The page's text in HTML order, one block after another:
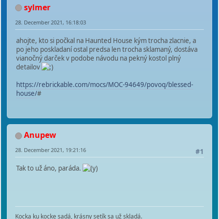
sylmer
28. December 2021, 16:18:03
ahojte, kto si počkal na Haunted House kým trocha zlacnie, a
po jeho poskladaní ostal predsa len trocha sklamaný, dostáva
vianočný darček v podobe návodu na pekný kostol plný
detailov
https://rebrickable.com/mocs/MOC-94649/povoq/blessed-
house/#
Anupew
#1
28. December 2021, 19:21:16
Tak to už áno, paráda.
Kocka ku kocke sadá, krásny setík sa už skladá.